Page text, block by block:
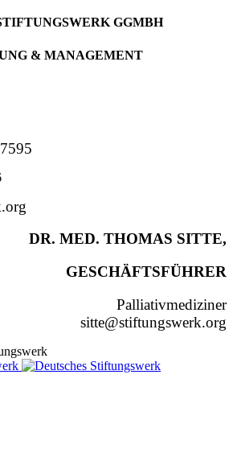
GGMBH
& MANAGEMENT
DR. MED. THOMAS SITTE,
GESCHÄFTSFÜHRER
Palliativmediziner
sitte@stiftungswerk.org